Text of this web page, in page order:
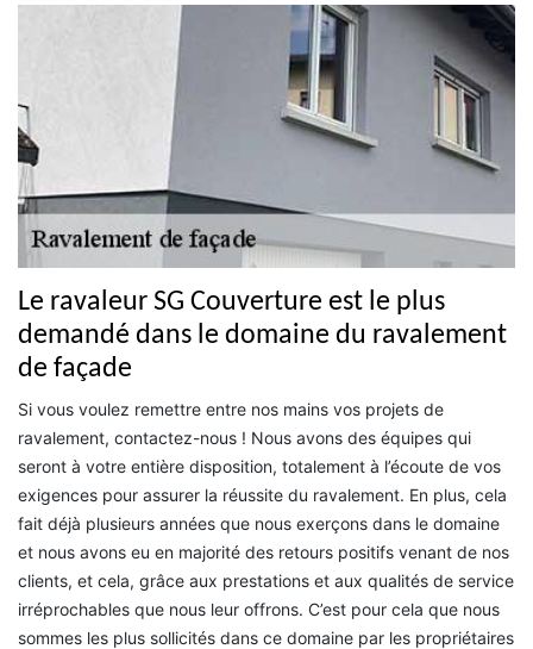
Le ravaleur SG Couverture est le plus
demandé dans le domaine du ravalement
de façade
Si vous voulez remettre entre nos mains vos projets de
ravalement, contactez-nous ! Nous avons des équipes qui
seront à votre entière disposition, totalement à l’écoute de vos
exigences pour assurer la réussite du ravalement. En plus, cela
fait déjà plusieurs années que nous exerçons dans le domaine
et nous avons eu en majorité des retours positifs venant de nos
clients, et cela, grâce aux prestations et aux qualités de service
irréprochables que nous leur offrons. C’est pour cela que nous
sommes les plus sollicités dans ce domaine par les propriétaires